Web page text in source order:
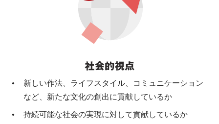
新しい作法、ライフスタイル、コミュニケーション
など、新たな文化の創出に貢献しているか
持続可能な社会の実現に対して貢献しているか